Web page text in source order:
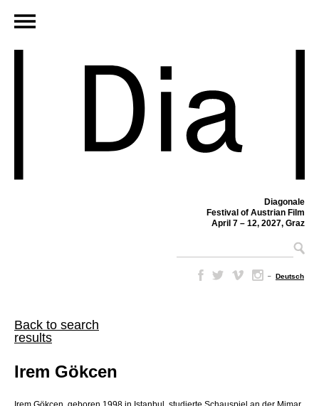
Diagonale
Festival of Austrian Film
April 7 – 12, 2027, Graz
– Deutsch
Back to search
results
Irem Gökcen